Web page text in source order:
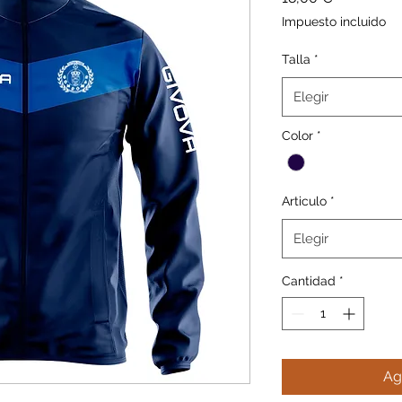
Impuesto incluido
Talla *
Elegir
Color *
Articulo *
Elegir
Cantidad *